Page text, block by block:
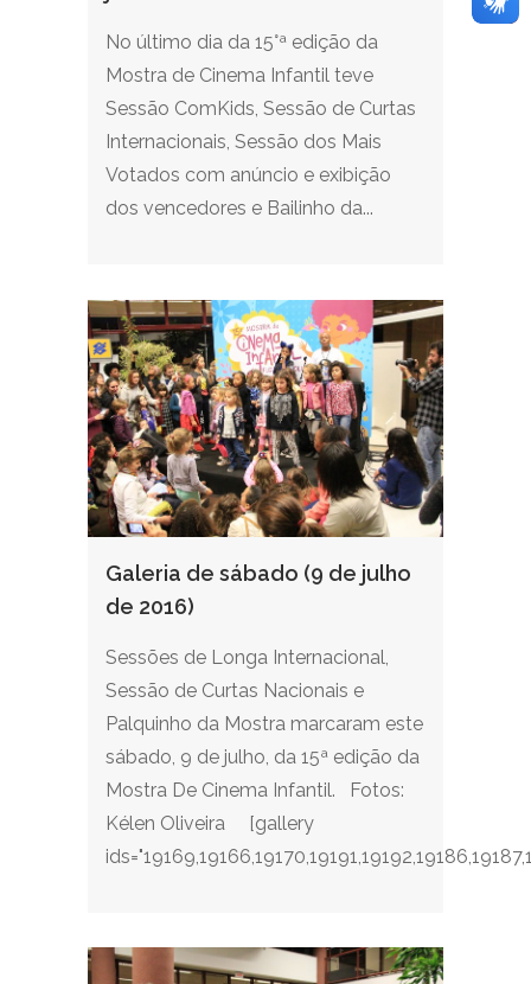
No último dia da 15°ª edição da
Mostra de Cinema Infantil teve
Sessão ComKids, Sessão de Curtas
Internacionais, Sessão dos Mais
Votados com anúncio e exibição
dos vencedores e Bailinho da...
Galeria de sábado (9 de julho
de 2016)
Sessões de Longa Internacional,
Sessão de Curtas Nacionais e
Palquinho da Mostra marcaram este
sábado, 9 de julho, da 15ª edição da
Mostra De Cinema Infantil. Fotos:
Kélen Oliveira [gallery